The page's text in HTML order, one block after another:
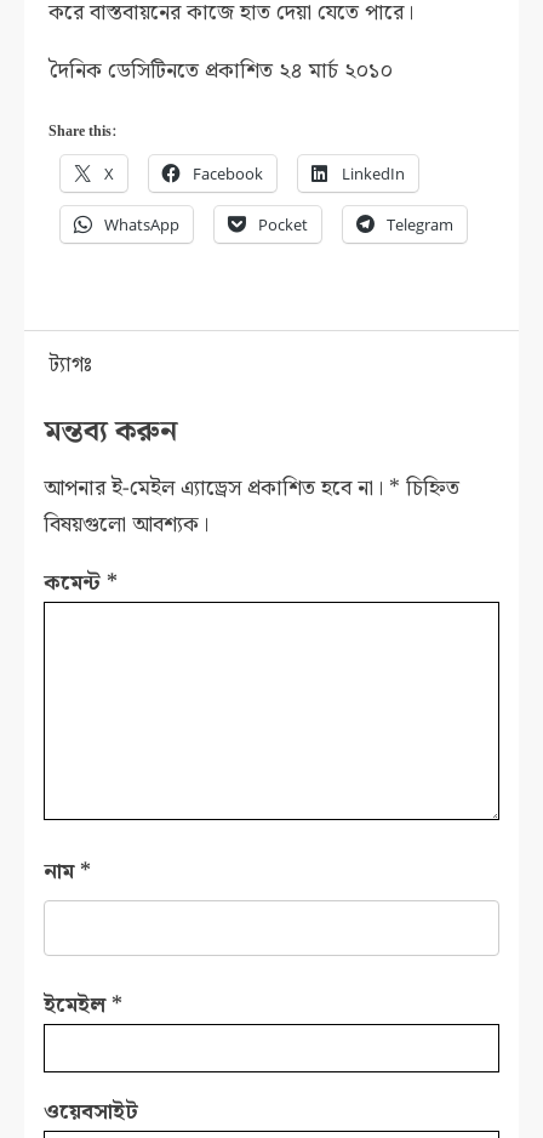
করে বাস্তবায়নের কাজে হাত দেয়া যেতে পারে।
দৈনিক ডেসিটিনতে প্রকাশিত ২৪ মার্চ ২০১০
Share this:
X Facebook LinkedIn
WhatsApp Pocket Telegram
ট্যাগঃ
মন্তব্য করুন
আপনার ই-মেইল এ্যাড্রেস প্রকাশিত হবে না। * চিহ্নিত
বিষয়গুলো আবশ্যক।
কমেন্ট *
নাম*
ইমেইল*
ওয়েবসাইট